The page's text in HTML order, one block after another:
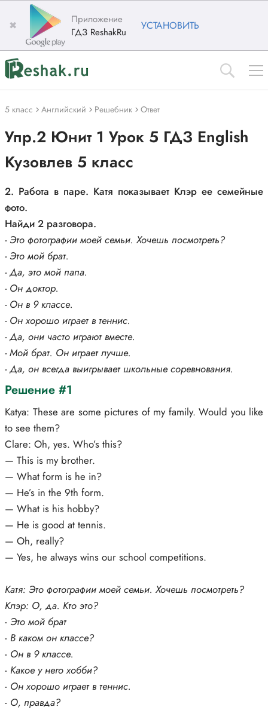
✖
Приложение
ГДЗ ReshakRu
УСТАНОВИТЬ
5 класс Английский Решебник Ответ
Упр.2 Юнит 1 Урок 5 ГДЗ English
Кузовлев 5 класс
2. Работа в паре. Катя показывает Клэр ее семейные
фото.
Найди 2 разговора.
- Это фотографии моей семьи. Хочешь посмотреть?
- Это мой брат.
- Да, это мой папа.
- Он доктор.
- Он в 9 классе.
- Он хорошо играет в теннис.
- Да, они часто играют вместе.
- Мой брат. Он играет лучше.
- Да, он всегда выигрывает школьные соревнования.
Решение #1
Katya: These are some pictures of my family. Would you like
to see them?
Clare: Oh, yes. Who’s this?
— This is my brother.
— What form is he in?
— He’s in the 9th form.
— What is his hobby?
— He is good at tennis.
— Oh, really?
— Yes, he always wins our school competitions.
Катя: Это фотографии моей семьи. Хочешь посмотреть?
Клэр: О, да. Кто это?
- Это мой брат
- В каком он классе?
- Он в 9 классе.
- Какое у него хобби?
- Он хорошо играет в теннис.
- О, правда?